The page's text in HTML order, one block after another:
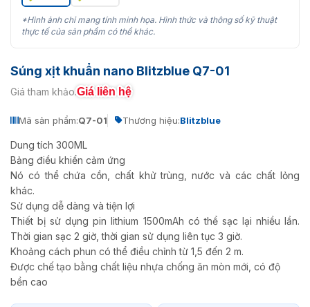
*Hình ảnh chỉ mang tính minh họa. Hình thức và thông số kỹ thuật
thực tế của sản phẩm có thể khác.
Súng xịt khuẩn nano Blitzblue Q7-01
Giá tham khảo:Giá liên hệ
Mã sản phẩm:Q7-01 Thương hiệu:Blitzblue
Dung tích 300ML
Bảng điều khiển cảm ứng
Nó có thể chứa cồn, chất khử trùng, nước và các chất lỏng
khác.
Sử dụng dễ dàng và tiện lợi
Thiết bị sử dụng pin lithium 1500mAh có thể sạc lại nhiều lần.
Thời gian sạc 2 giờ, thời gian sử dụng liên tục 3 giờ.
Khoảng cách phun có thể điều chỉnh từ 1,5 đến 2 m.
Được chế tạo bằng chất liệu nhựa chống ăn mòn mới, có độ
bền cao